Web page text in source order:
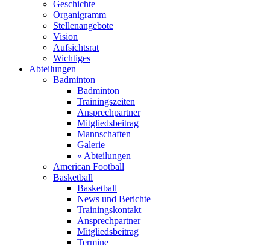
Geschichte
Organigramm
Stellenangebote
Vision
Aufsichtsrat
Wichtiges
Abteilungen
Badminton
Badminton
Trainingszeiten
Ansprechpartner
Mitgliedsbeitrag
Mannschaften
Galerie
« Abteilungen
American Football
Basketball
Basketball
News und Berichte
Trainingskontakt
Ansprechpartner
Mitgliedsbeitrag
Termine